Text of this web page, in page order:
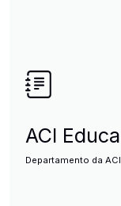
ACI Educa
Departamento da